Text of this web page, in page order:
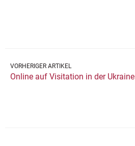
VORHERIGER ARTIKEL
Online auf Visitation in der Ukraine